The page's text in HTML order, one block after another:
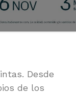
Desde
de los